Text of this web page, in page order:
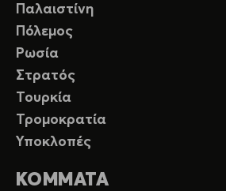
Παλαιστίνη
Πόλεμος
Ρωσία
Στρατός
Τουρκία
Τρομοκρατία
Υποκλοπές
ΚΟΜΜΑΤΑ